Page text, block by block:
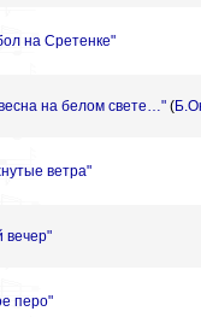
на Сретенке"
на белом свете…" (
ветра"
вечер"
перо"